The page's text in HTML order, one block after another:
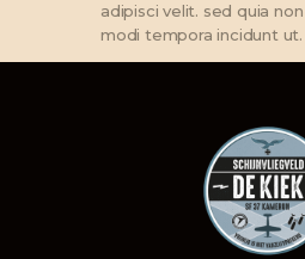
adipisci velit. sed quia
modi tempora incidunt ut.